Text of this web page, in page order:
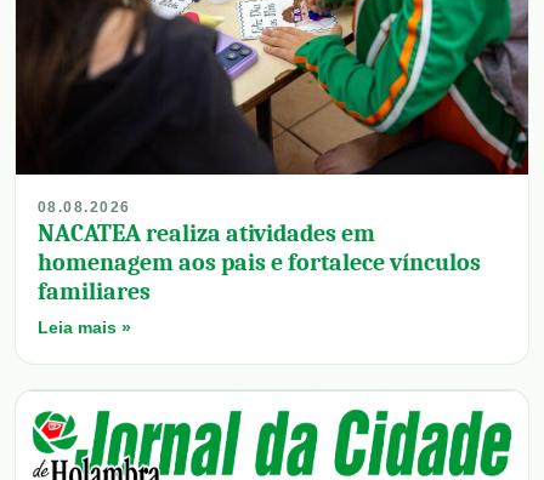
08.08.2026
NACATEA realiza atividades em
homenagem aos pais e fortalece vínculos
familiares
Leia mais »